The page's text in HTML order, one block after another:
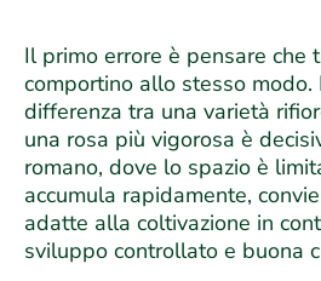
Il primo errore è pensare che
comportino allo stesso modo.
differenza tra una varietà
una rosa più vigorosa è
romano, dove lo spazio è
accumula rapidamente,
adatte alla coltivazione in
sviluppo controllato e buona